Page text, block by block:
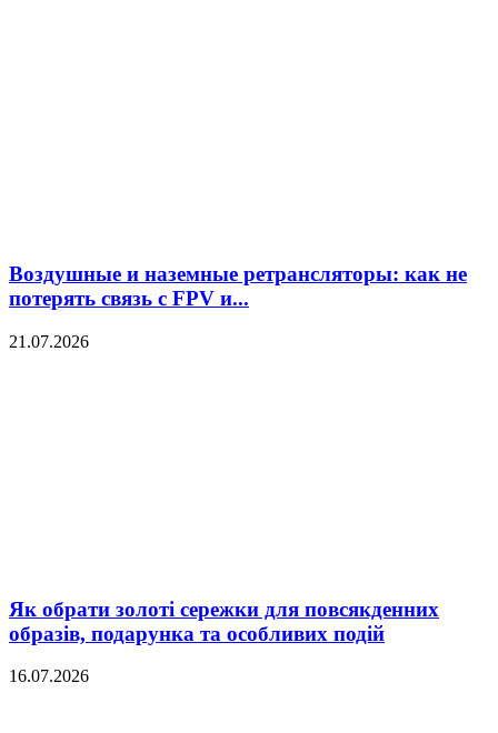
Воздушные и наземные ретрансляторы: как не
потерять связь с FPV и...
21.07.2026
Як обрати золоті сережки для повсякденних
образів, подарунка та особливих подій
16.07.2026